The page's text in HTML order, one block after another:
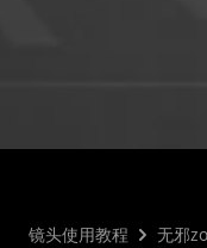
镜头使用教程 无邪
下载中心